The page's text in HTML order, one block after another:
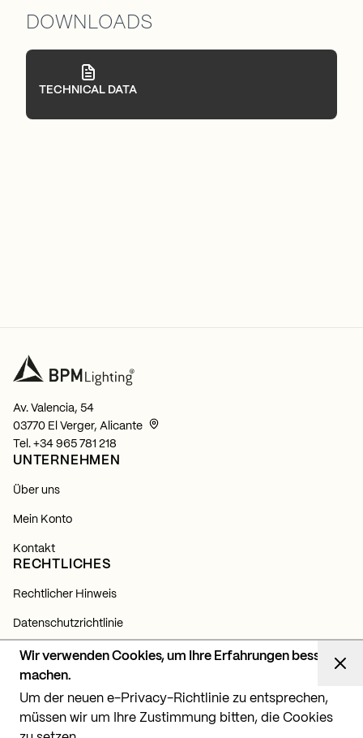
Wir verwenden Cookies, um Ihre Erfahrungen besser
machen.
Um der neuen e-Privacy-Richtlinie zu entsprechen,
müssen wir um Ihre Zustimmung bitten, die Cookies
DOWNLOADS
TECHNICAL DATA
Av. Valencia, 54
03770 El Verger, Alicante
Tel. +34 965 781 218
UNTERNEHMEN
Über uns
Mein Konto
Kontakt
RECHTLICHES
Rechtlicher Hinweis
Datenschutzrichtlinie
Cookie-Richtlinie
NEWSLETTER
Abonnieren Sie sich und erfahren Sie alles über unsere
Neuigkeiten, Produkte und Lichtprojekte.